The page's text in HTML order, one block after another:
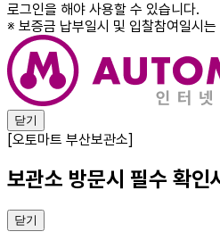
로그인을 해야 사용할 수 있습니다.
※ 보증금 납부일시 및 입찰참여일시
닫기
[오토마트 부산보관소]
보관소 방문시 필수 확인
닫기